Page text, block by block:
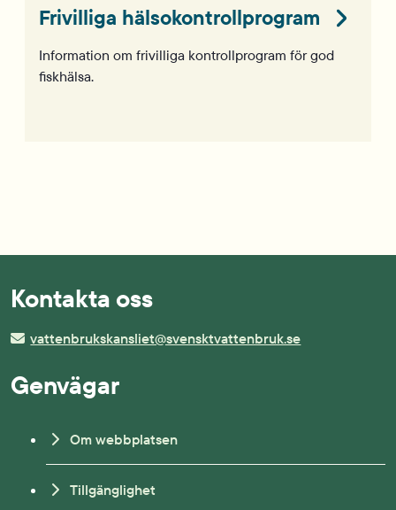
Frivilliga hälsokontrollprogram
Information om frivilliga kontrollprogram för god
fiskhälsa.
Kontakta oss
vattenbrukskansliet@svensktvattenbruk.se
Genvägar
Om webbplatsen
Tillgänglighet